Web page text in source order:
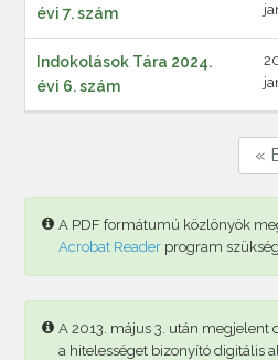
évi 7. szám
Indokolások Tára 2024.
évi 6. szám
«
A PDF formátumú közlönyök
Acrobat Reader program
A 2013. május 3. után megjelent
a hitelességet bizonyító digitális